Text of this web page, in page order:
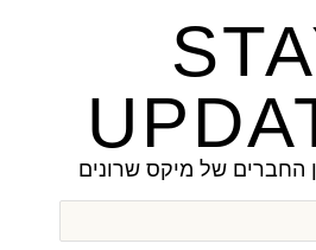
החברים של מיקס שרונים